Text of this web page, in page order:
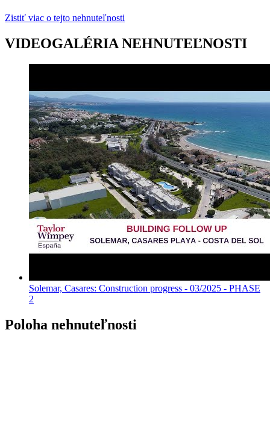
Zistiť viac o tejto nehnuteľnosti
VIDEOGALÉRIA NEHNUTEĽNOSTI
Solemar, Casares: Construction progress - 03/2025 - PHASE
2
Poloha nehnuteľnosti